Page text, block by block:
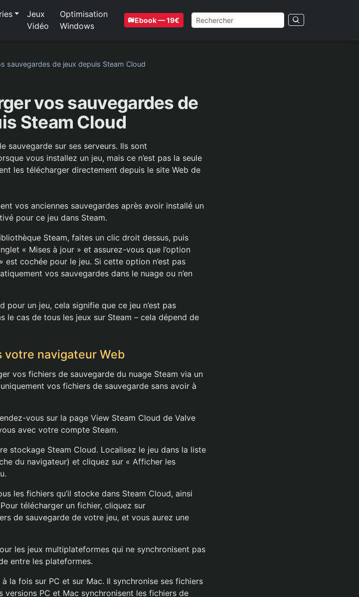
Jeux
Vidéo
Optimisation
Windows
Ebook — 19€
sauvegardes de jeux depuis Steam Cloud
vos sauvegardes de
Steam Cloud
sauvegarde sur ses serveurs. Ils sont
vous installez un jeu, mais ce n’est pas la seule
les télécharger directement depuis le site Web de
vos anciennes sauvegardes après avoir installé un
pour ce jeu dans Steam.
Steam, faites un clic droit dessus, puis
« Mises à jour » et assurez-vous que l’option
cochée pour le jeu. Si cette option n’est pas
vos sauvegardes dans le nuage ou n’en
pour un jeu, cela signifie que ce jeu n’est pas
le cas de tous les jeux sur Steam – cela dépend de
votre navigateur Web
vos fichiers de sauvegarde du nuage Steam via un
vos fichiers de sauvegarde sans avoir à
vous sur la page View Steam Cloud de Valve
avec votre compte Steam.
stockage Steam Cloud. Localisez le jeu dans la liste
du navigateur) et cliquez sur « Afficher les
les fichiers qu’il stocke dans Steam Cloud, ainsi
télécharger un fichier, cliquez sur
de sauvegarde de votre jeu, et vous aurez une
les jeux multiplateformes qui ne synchronisent pas
entre les plateformes.
la fois sur PC et sur Mac. Il synchronise ses fichiers
versions PC et Mac synchronisent les fichiers de